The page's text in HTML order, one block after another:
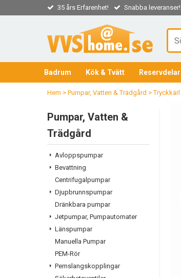
35 års Erfarenhet! Snabba leveranser!
Badrum Kök & Tvätt Reservdelar
Hem > Pumpar, Vatten & Trädgård >Tryckkärl
Pumpar, Vatten &
Trädgård
Avloppspumpar
Bevattning
Centrifugalpumpar
Djupbrunnspumpar
Dränkbara pumpar
Jetpumpar, Pumpautomater
Länspumpar
Manuella Pumpar
PEM-Rör
Pemslangskopplingar